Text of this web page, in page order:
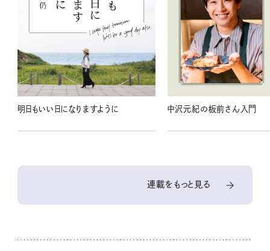
明日もいい日になりますように 中沢元紀の板前さん入門
連載をもっと見る